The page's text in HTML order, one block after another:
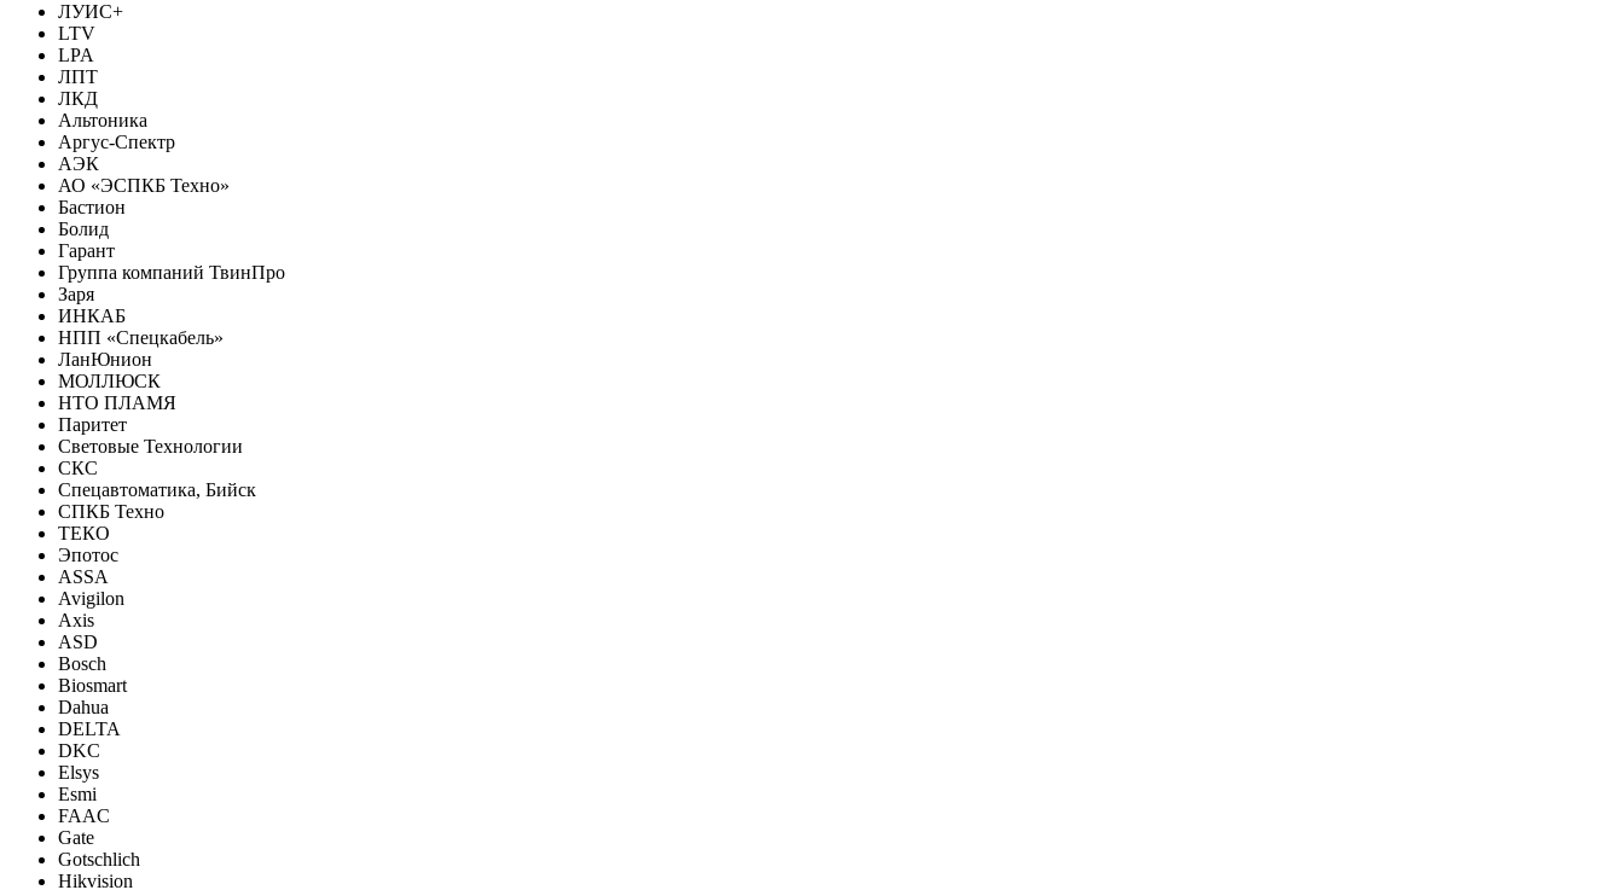
ЛУИС+
LTV
LPA
ЛПТ
ЛКД
Альтоника
Аргус-Спектр
АЭК
АО «ЭСПКБ Техно»
Бастион
Болид
Гарант
Группа компаний ТвинПро
Заря
ИНКАБ
НПП «Спецкабель»
ЛанЮнион
МОЛЛЮСК
НТО ПЛАМЯ
Паритет
Световые Технологии
СКС
Спецавтоматика, Бийск
СПКБ Техно
ТЕКО
Эпотос
ASSA
Avigilon
Axis
ASD
Bosch
Biosmart
Dahua
DELTA
DKC
Elsys
Esmi
FAAC
Gate
Gotschlich
Hikvision